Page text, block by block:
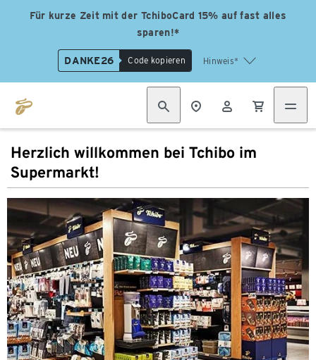
Für kurze Zeit mit der TchiboCard 15% auf fast alles
sparen!*
DANKE26 Code kopieren Hinweis*
Herzlich willkommen bei Tchibo im
Supermarkt!